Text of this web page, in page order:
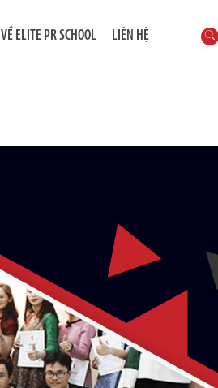
VỀ ELITE PR SCHOOL LIÊN HỆ